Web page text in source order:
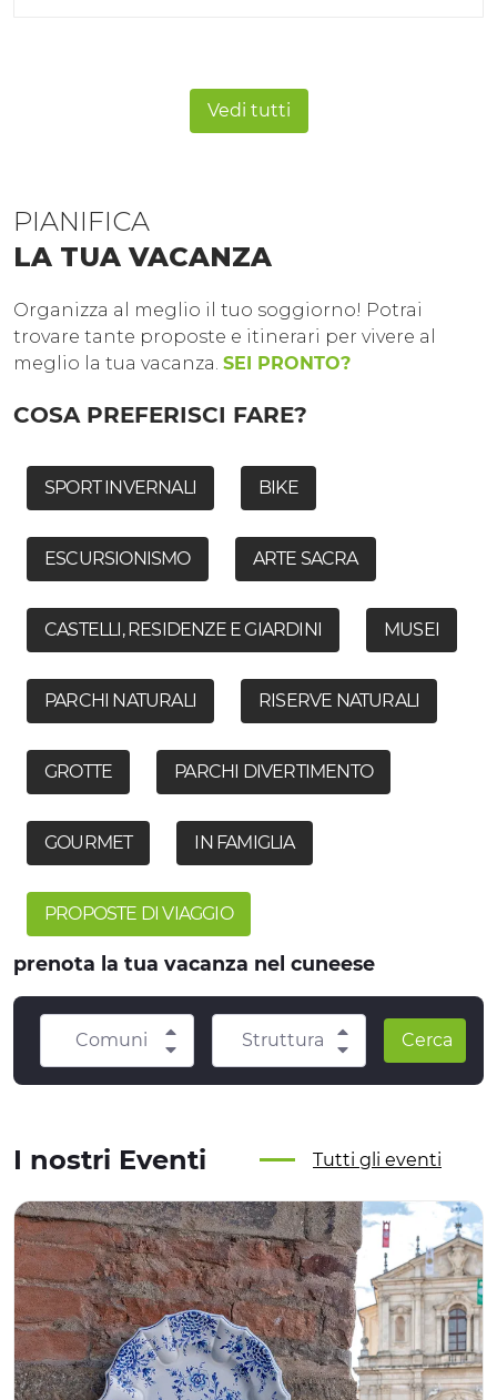
Vedi tutti
PIANIFICA
LA TUA VACANZA
Organizza al meglio il tuo soggiorno! Potrai
trovare tante proposte e itinerari per vivere al
meglio la tua vacanza. SEI PRONTO?
COSA PREFERISCI FARE?
SPORT INVERNALI BIKE
ESCURSIONISMO ARTE SACRA
CASTELLI, RESIDENZE E GIARDINI MUSEI
PARCHI NATURALI RISERVE NATURALI
GROTTE PARCHI DIVERTIMENTO
GOURMET IN FAMIGLIA
PROPOSTE DI VIAGGIO
prenota la tua vacanza nel cuneese
Comuni Struttura Cerca
I nostri Eventi Tutti gli eventi